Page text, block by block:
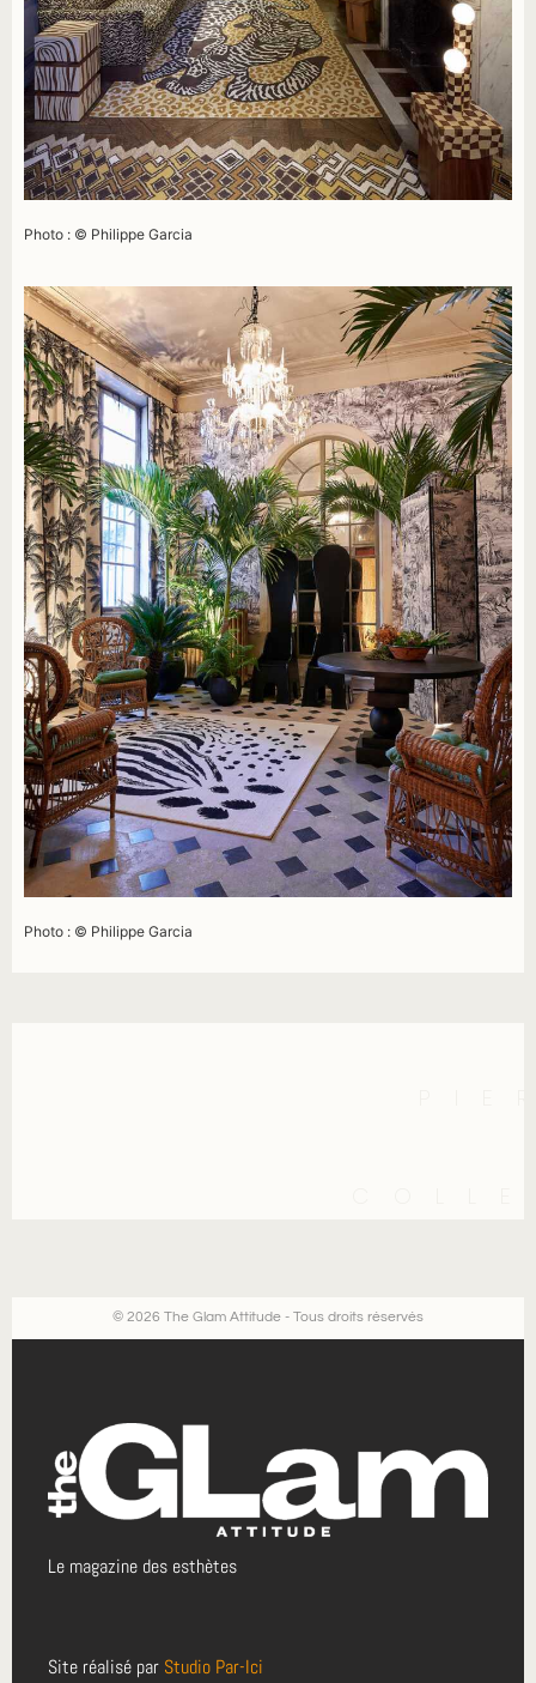
Photo : © Philippe Garcia
Photo : © Philippe Garcia
© 2026 The Glam Attitude - Tous droits réservés
Le magazine des esthètes
Site réalisé par Studio Par-Ici